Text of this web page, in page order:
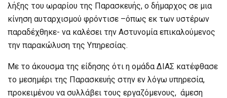
λήξης του ωραρίου της Παρασκευής, ο δήμαρχος σε μια
κίνηση αυταρχισμού φρόντισε –όπως εκ των υστέρων
παραδέχθηκε- να καλέσει την Αστυνομία επικαλούμενος
την παρακώλυση της Υπηρεσίας.
Με το άκουσμα της είδησης ότι η ομάδα ΔΙΑΣ κατέφθασε
το μεσημέρι της Παρασκευής στην εν λόγω υπηρεσία,
προκειμένου να συλλάβει τους εργαζόμενους, άμεση